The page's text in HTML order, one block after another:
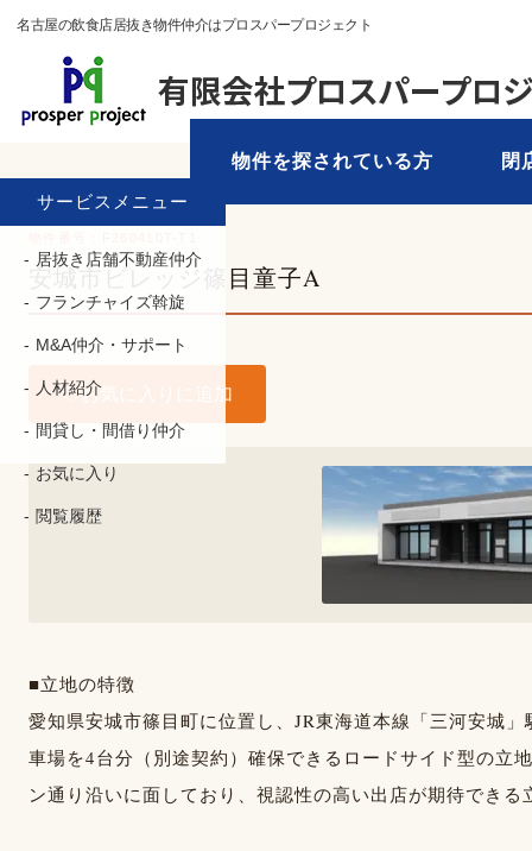
名古屋の飲食店居抜き物件仲介はプロスパープロジェクト
物件を探されている方 閉
TOP 物件を探す
安城市ビレッジ篠目童子A
お気に入りに追加
■立地の特徴
愛知県安城市篠目町に位置し、JR東海道本線「三河安城
車場を4台分（別途契約）確保できるロードサイド型の立
ン通り沿いに面しており、視認性の高い出店が期待でき
サービスメニュー
居抜き店舗不動産仲介
フランチャイズ斡旋
M&A仲介・サポート
人材紹介
間貸し・間借り仲介
お気に入り
閲覧履歴